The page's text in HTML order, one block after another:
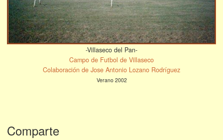
-Villaseco del Pan-
Campo de Futbol de Villaseco
Colaboración de Jose Antonio Lozano Rodríguez
Verano 2002
Comparte